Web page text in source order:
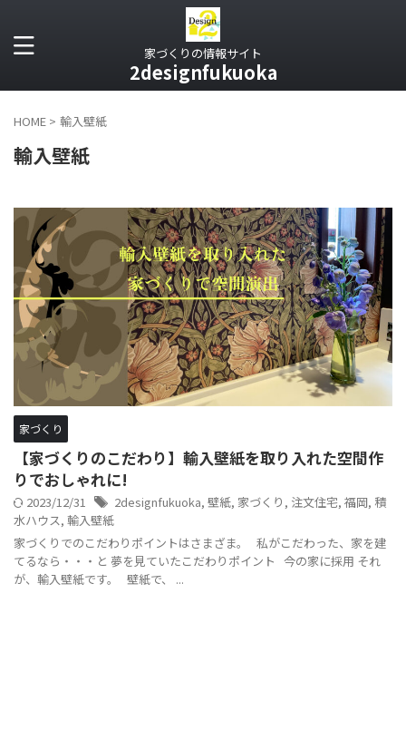
家づくりの情報サイト
2designfukuoka
HOME > 輸入壁紙
輸入壁紙
家づくり
【家づくりのこだわり】輸入壁紙を取り入れた空間作
りでおしゃれに!
2023/12/31 2designfukuoka, 壁紙, 家づくり , 注文住宅, 福岡, 積
水ハウス, 輸入壁紙
家づくりでのこだわりポイントはさまざま。 私がこだわった、家を建
てるなら・・・と 夢を見ていたこだわりポイント 今の家に採用 それ
が、輸入壁紙です。 壁紙で、 ...